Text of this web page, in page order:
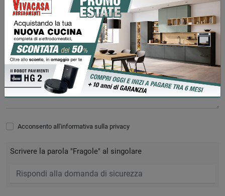
Acconsento all'informativa sulla privacy
Scrivere la parola "Fragole" al singolare